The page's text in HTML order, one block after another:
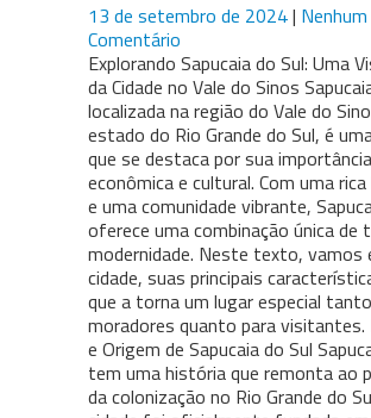
13 de setembro de 2024| Nenhum
Comentário
Explorando Sapucaia do Sul: Uma
da Cidade no Vale do Sinos
localizada na região do Vale do
estado do Rio Grande do Sul, é
que se destaca por sua importância
econômica e cultural. Com uma
e uma comunidade vibrante,
oferece uma combinação única de
modernidade. Neste texto, vamos
cidade, suas principais
que a torna um lugar especial
moradores quanto para
e Origem de Sapucaia do Sul
tem uma história que remonta ao
da colonização no Rio Grande do